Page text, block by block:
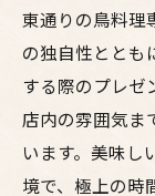
東通りの鳥料理
の独自性ととも
する際のプレゼ
店内の雰囲気ま
います。美味し
境で、極上の時